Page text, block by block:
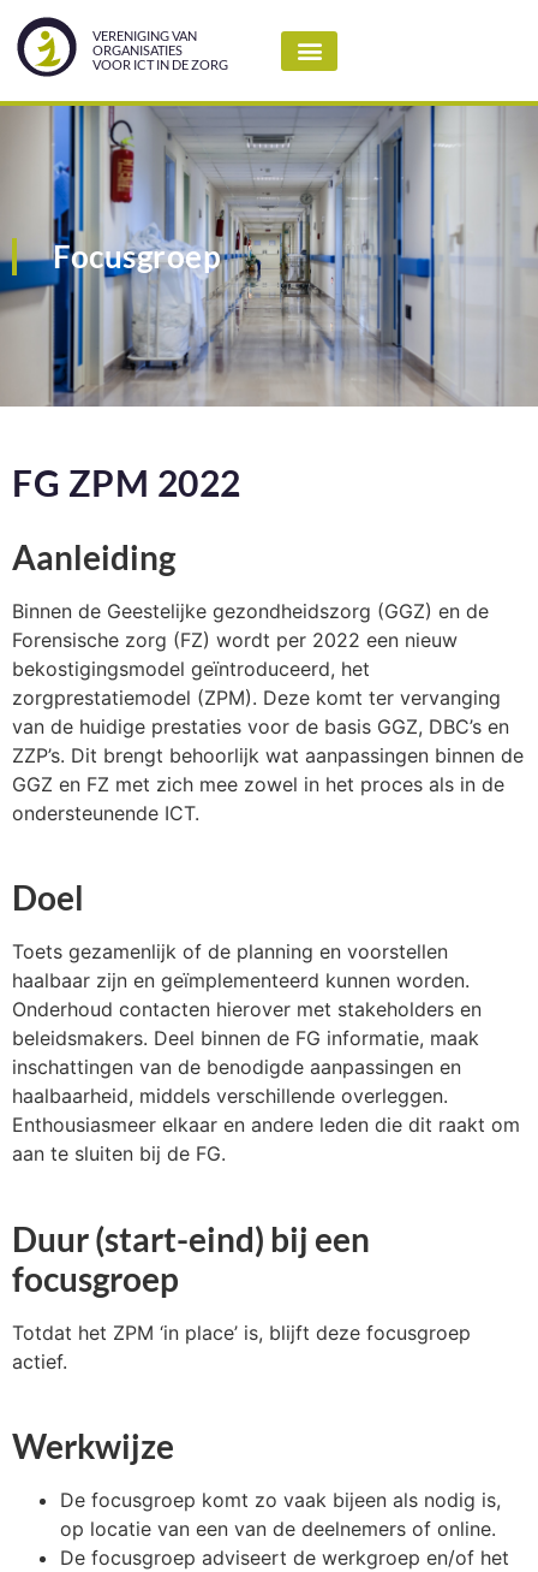
VERENIGING VAN
ORGANISATIES
VOOR ICT IN DE ZORG
Focusgroep
FG ZPM 2022
Aanleiding
Binnen de Geestelijke gezondheidszorg (GGZ) en de
Forensische zorg (FZ) wordt per 2022 een nieuw
bekostigingsmodel geïntroduceerd, het
zorgprestatiemodel (ZPM). Deze komt ter vervanging
van de huidige prestaties voor de basis GGZ, DBC’s en
ZZP’s. Dit brengt behoorlijk wat aanpassingen binnen de
GGZ en FZ met zich mee zowel in het proces als in de
ondersteunende ICT.
Doel
Toets gezamenlijk of de planning en voorstellen
haalbaar zijn en geïmplementeerd kunnen worden.
Onderhoud contacten hierover met stakeholders en
beleidsmakers. Deel binnen de FG informatie, maak
inschattingen van de benodigde aanpassingen en
haalbaarheid, middels verschillende overleggen.
Enthousiasmeer elkaar en andere leden die dit raakt om
aan te sluiten bij de FG.
Duur (start-eind) bij een
focusgroep
Totdat het ZPM ‘in place’ is, blijft deze focusgroep
actief.
Werkwijze
De focusgroep komt zo vaak bijeen als nodig is,
op locatie van een van de deelnemers of online.
De focusgroep adviseert de werkgroep en/of het